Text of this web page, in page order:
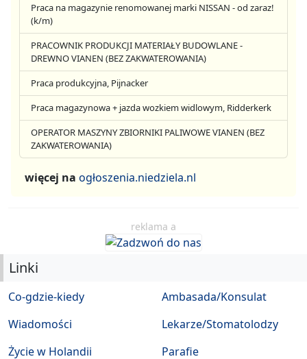
Praca na magazynie renomowanej marki NISSAN - od zaraz!
(k/m)
PRACOWNIK PRODUKCJI MATERIAŁY BUDOWLANE -
DREWNO VIANEN (BEZ ZAKWATEROWANIA)
Praca produkcyjna, Pijnacker
Praca magazynowa + jazda wozkiem widlowym, Ridderkerk
OPERATOR MASZYNY ZBIORNIKI PALIWOWE VIANEN (BEZ
ZAKWATEROWANIA)
więcej na ogłoszenia.niedziela.nl
reklama a
Linki
Co-gdzie-kiedy
Wiadomości
Życie w Holandii
Ambasada/Konsulat
Lekarze/Stomatolodzy
Parafie